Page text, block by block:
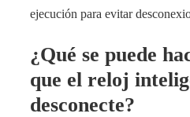
ejecución para evitar
¿Qué se puede
que el reloj
desconecte?